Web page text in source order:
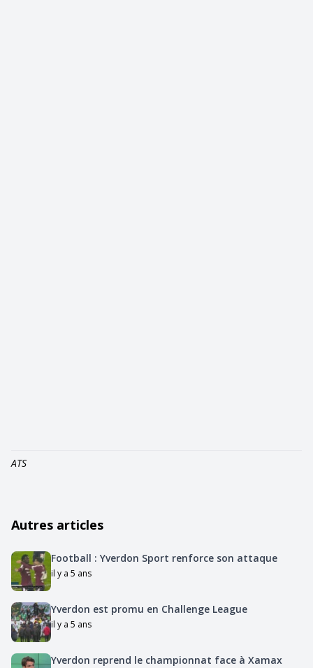
ATS
Autres articles
Football : Yverdon Sport renforce son attaque
il y a 5 ans
Yverdon est promu en Challenge League
il y a 5 ans
Yverdon reprend le championnat face à Xamax